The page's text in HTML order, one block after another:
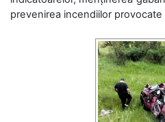
prevenirea incendiilor